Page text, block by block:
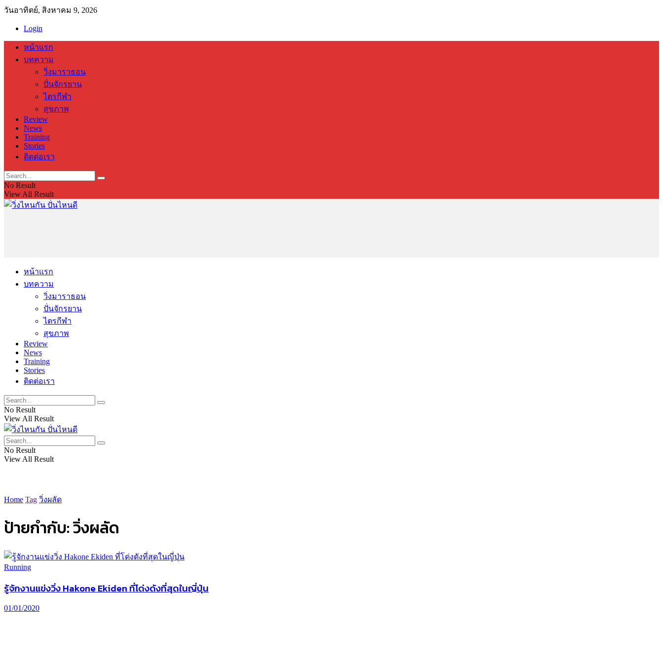
วันอาทิตย์, สิงหาคม 9, 2026
Login
หน้าแรก
บทความ
วิ่งมาราธอน
ปั่นจักรยาน
ไตรกีฬา
สุขภาพ
Review
News
Training
Stories
ติดต่อเรา
No Result
View All Result
หน้าแรก
บทความ
วิ่งมาราธอน
ปั่นจักรยาน
ไตรกีฬา
สุขภาพ
Review
News
Training
Stories
ติดต่อเรา
No Result
View All Result
No Result
View All Result
Home Tag วิ่งผลัด
ป้ายกำกับ:วิ่งผลัด
Running
รู้จักงานแข่งวิ่ง Hakone Ekiden ที่โด่งดังที่สุดในญี่ปุ่น
01/01/2020